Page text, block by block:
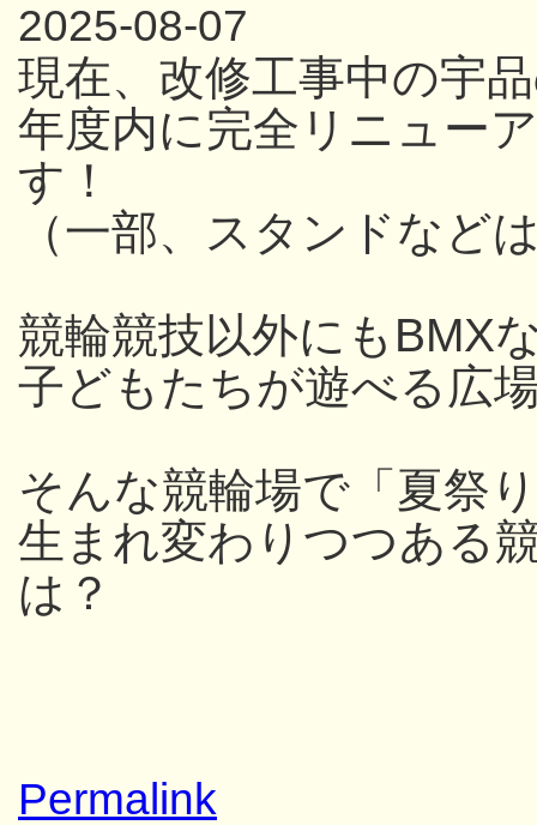
2025-08-07
現在、改修工事中の宇
年度内に完全リニュー
す！
（一部、スタンドなど
競輪競技以外にもBMX
子どもたちが遊べる広
そんな競輪場で「夏祭
生まれ変わりつつある
は？
Permalink